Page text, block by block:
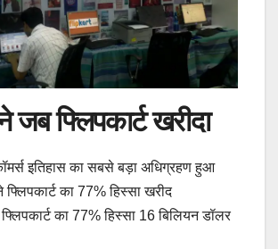
जब फ्लिपकार्ट खरीदा
इतिहास का सबसे बड़ा अधिग्रहण हुआ
फ्लिपकार्ट का 77% हिस्सा खरीद
फ्लिपकार्ट का 77% हिस्सा 16 बिलियन डॉलर